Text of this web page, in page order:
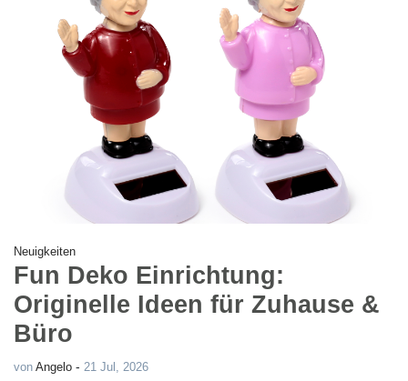
Neuigkeiten
Fun Deko Einrichtung:
Originelle Ideen für Zuhause &
Büro
von Angelo - 21 Jul, 2026